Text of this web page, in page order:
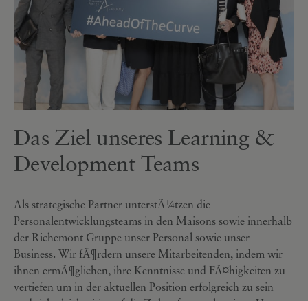
Das Ziel unseres Learning &
Development Teams
Als strategische Partner unterstÃ¼tzen die
Personalentwicklungsteams in den Maisons sowie innerhalb
der Richemont Gruppe unser Personal sowie unser
Business. Wir fÃ¶rdern unsere Mitarbeitenden, indem wir
ihnen ermÃ¶glichen, ihre Kenntnisse und FÃ¤higkeiten zu
vertiefen um in der aktuellen Position erfolgreich zu sein